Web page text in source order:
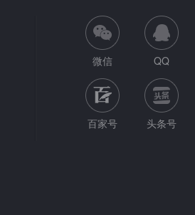
微信 QQ
百家号 头条号